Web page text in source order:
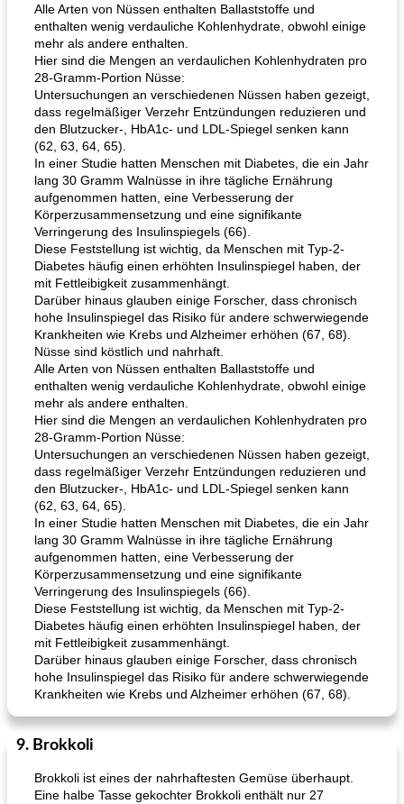
Tandoori Lammspiesse mit Raita und Couscous
Alle Arten von Nüssen enthalten Ballaststoffe und
enthalten wenig verdauliche Kohlenhydrate, obwohl einige
mehr als andere enthalten.
Hier sind die Mengen an verdaulichen Kohlenhydraten pro
28-Gramm-Portion Nüsse:
Untersuchungen an verschiedenen Nüssen haben gezeigt,
dass regelmäßiger Verzehr Entzündungen reduzieren und
den Blutzucker-, HbA1c- und LDL-Spiegel senken kann
(62, 63, 64, 65).
In einer Studie hatten Menschen mit Diabetes, die ein Jahr
lang 30 Gramm Walnüsse in ihre tägliche Ernährung
aufgenommen hatten, eine Verbesserung der
Körperzusammensetzung und eine signifikante
Verringerung des Insulinspiegels (66).
Diese Feststellung ist wichtig, da Menschen mit Typ-2-
Diabetes häufig einen erhöhten Insulinspiegel haben, der
mit Fettleibigkeit zusammenhängt.
Darüber hinaus glauben einige Forscher, dass chronisch
hohe Insulinspiegel das Risiko für andere schwerwiegende
Krankheiten wie Krebs und Alzheimer erhöhen (67, 68).
Nüsse sind köstlich und nahrhaft.
Alle Arten von Nüssen enthalten Ballaststoffe und
enthalten wenig verdauliche Kohlenhydrate, obwohl einige
mehr als andere enthalten.
Hier sind die Mengen an verdaulichen Kohlenhydraten pro
28-Gramm-Portion Nüsse:
Untersuchungen an verschiedenen Nüssen haben gezeigt,
dass regelmäßiger Verzehr Entzündungen reduzieren und
den Blutzucker-, HbA1c- und LDL-Spiegel senken kann
(62, 63, 64, 65).
In einer Studie hatten Menschen mit Diabetes, die ein Jahr
lang 30 Gramm Walnüsse in ihre tägliche Ernährung
aufgenommen hatten, eine Verbesserung der
Körperzusammensetzung und eine signifikante
Verringerung des Insulinspiegels (66).
Diese Feststellung ist wichtig, da Menschen mit Typ-2-
Diabetes häufig einen erhöhten Insulinspiegel haben, der
mit Fettleibigkeit zusammenhängt.
Darüber hinaus glauben einige Forscher, dass chronisch
hohe Insulinspiegel das Risiko für andere schwerwiegende
Krankheiten wie Krebs und Alzheimer erhöhen (67, 68).
9. Brokkoli
Brokkoli ist eines der nahrhaftesten Gemüse überhaupt.
Eine halbe Tasse gekochter Brokkoli enthält nur 27